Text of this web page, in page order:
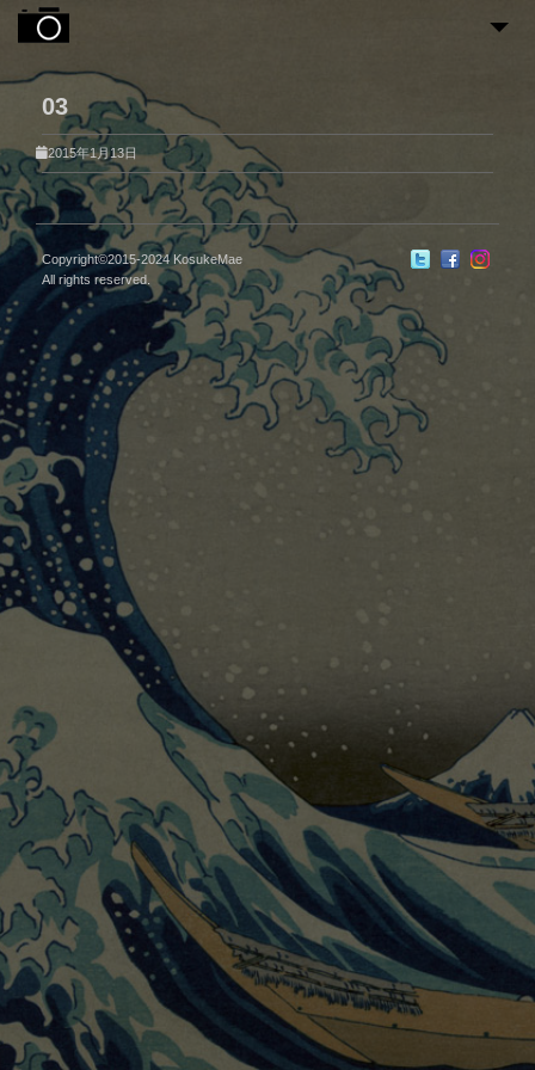
NEWS
PRIVATE WORKS
CLIENT WORKS
PROFILE
BOOKS
CONTACT
03
2015年1月13日
Copyright©2015-2024 KosukeMae
All rights reserved.